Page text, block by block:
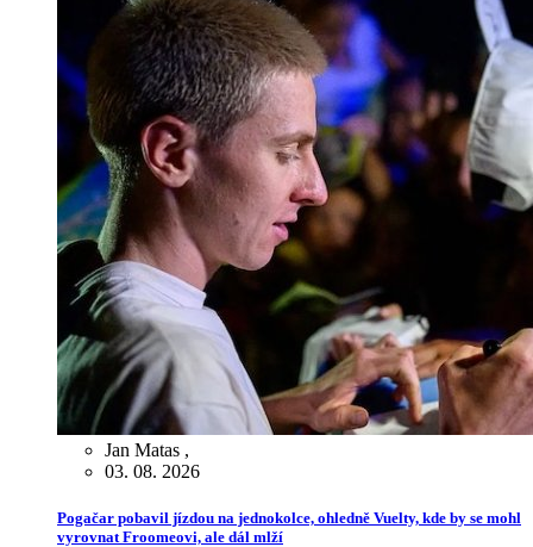
Jan Matas ,
03. 08. 2026
Pogačar pobavil jízdou na jednokolce, ohledně Vuelty, kde by se mohl
vyrovnat Froomeovi, ale dál mlží